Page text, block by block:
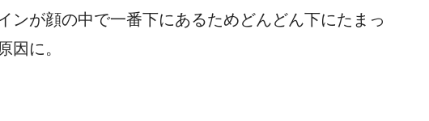
ンが顔の中で一番下にあるためどんどん下にたまっ
因に。